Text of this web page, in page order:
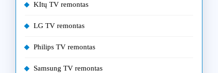
KItų TV remontas
LG TV remontas
Philips TV remontas
Samsung TV remontas